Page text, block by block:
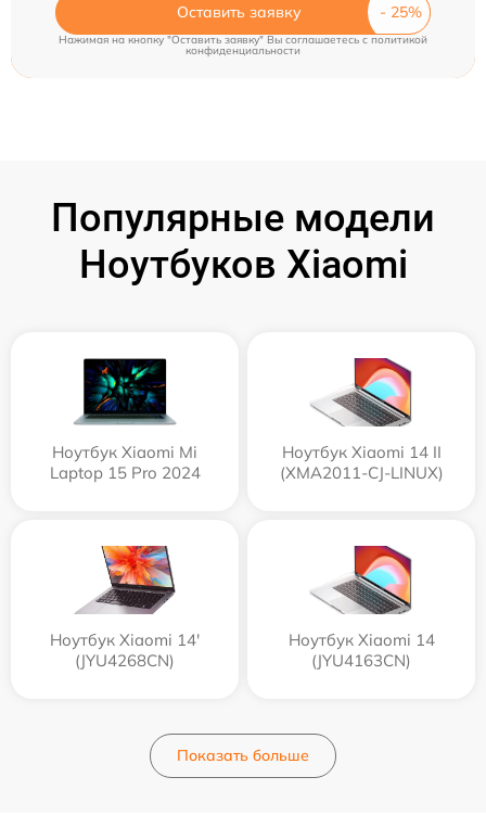
Оставить заявку
Нажимая на кнопку "Оставить заявку" Вы соглашаетесь cполитикой
конфиденциальности
Популярные модели
Ноутбуков Xiaomi
Ноутбук Xiaomi Mi
Laptop 15 Pro 2024
Ноутбук Xiaomi 14 II
(XMA2011-CJ-LINUX)
Ноутбук Xiaomi 14'
(JYU4268CN)
Ноутбук Xiaomi 14
(JYU4163CN)
Показать больше